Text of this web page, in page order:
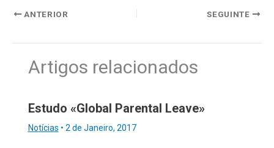
ANTERIOR SEGUINTE
Artigos relacionados
Estudo «Global Parental Leave»
Notícias • 2 de Janeiro, 2017